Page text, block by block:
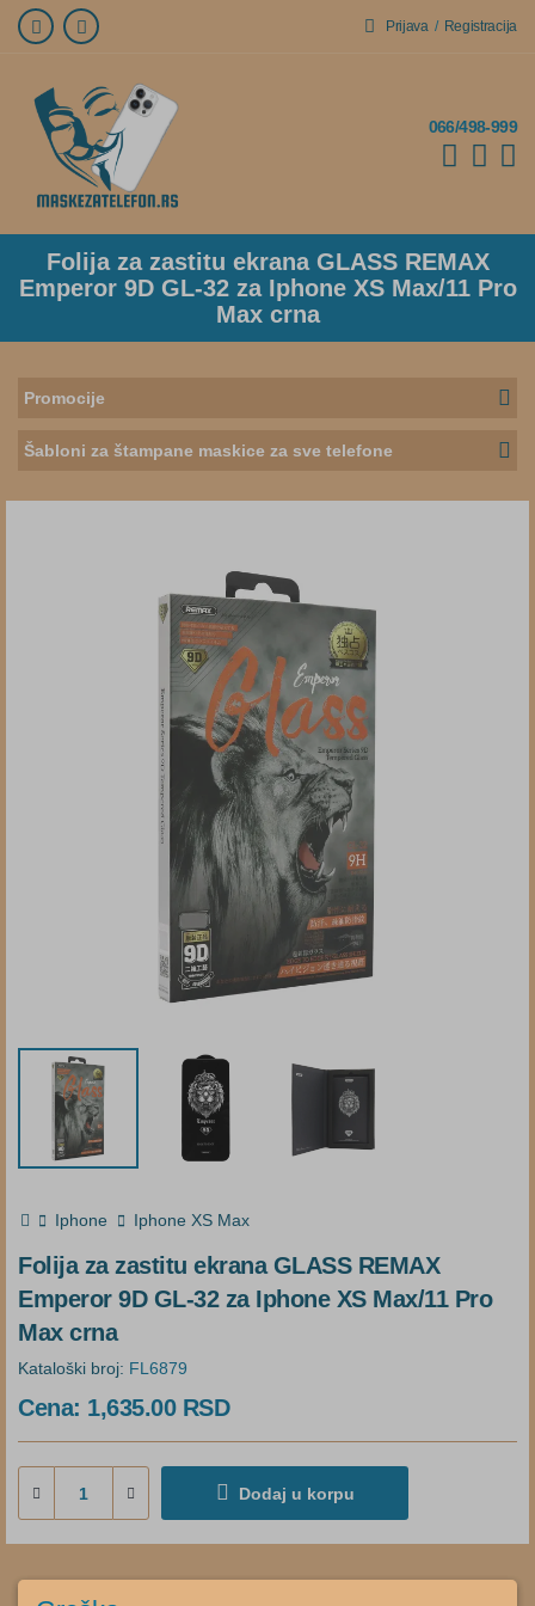
Prijava / Registracija
066/498-999
Folija za zastitu ekrana GLASS REMAX
Emperor 9D GL-32 za Iphone XS Max/11 Pro
Max crna
Promocije
Šabloni za štampane maskice za sve telefone
Iphone Iphone XS Max
Folija za zastitu ekrana GLASS REMAX
Emperor 9D GL-32 za Iphone XS Max/11 Pro
Max crna
Kataloški broj: FL6879
Cena: 1,635.00RSD
Dodaj u korpu